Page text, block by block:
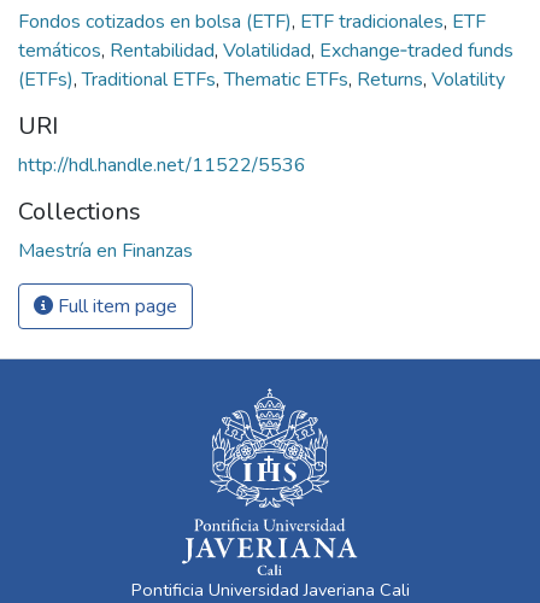
Fondos cotizados en bolsa (ETF), ETF tradicionales, ETF
temáticos, Rentabilidad, Volatilidad, Exchange‑traded funds
(ETFs),Traditional ETFs,Thematic ETFs, Returns, Volatility
URI
http://hdl.handle.net/11522/5536
Collections
Maestría en Finanzas
Full item page
Pontificia Universidad Javeriana Cali